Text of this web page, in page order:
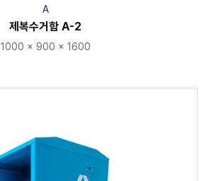
A
제복수거함 A-2
1000 × 900 × 1600